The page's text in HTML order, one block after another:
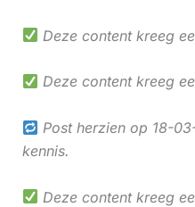
Deze content kreeg
Deze content kreeg
Post herzien op 18-
kennis.
Deze content kreeg